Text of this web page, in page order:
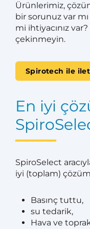
Ürünlerimiz,
bir sorunuz var
mi ihtiyacınız
çekinmeyin.
Spirotech ile
En iyi
SpiroSelect
iyi (toplam)
Basınç tuttu,
su tedarik,
Hava ve